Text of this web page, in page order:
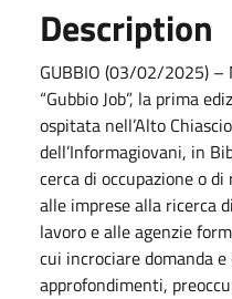
Description
GUBBIO (03/02/2025)
“Gubbio Job”, la prima
ospitata nell’Alto
dell’Informagiovani, in
cerca di occupazione o
alle imprese alla ricerca
lavoro e alle agenzie
cui incrociare domanda
approfondimenti,